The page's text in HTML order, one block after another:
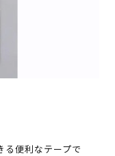
る便利なテープで